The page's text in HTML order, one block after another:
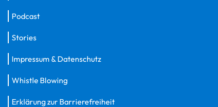
Podcast
Stories
Impressum & Datenschutz
Whistle Blowing
Erklärung zur Barrierefreiheit